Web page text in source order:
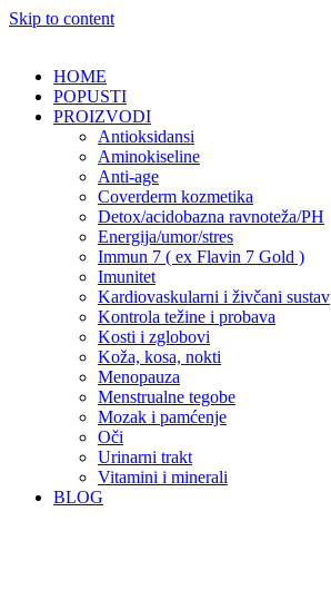
Skip to content
HOME
POPUSTI
PROIZVODI
Antioksidansi
Aminokiseline
Anti-age
Coverderm kozmetika
Detox/acidobazna ravnoteža/PH
Energija/umor/stres
Immun 7 ( ex Flavin 7 Gold )
Imunitet
Kardiovaskularni i živčani sustav
Kontrola težine i probava
Kosti i zglobovi
Koža, kosa, nokti
Menopauza
Menstrualne tegobe
Mozak i pamćenje
Oči
Urinarni trakt
Vitamini i minerali
BLOG